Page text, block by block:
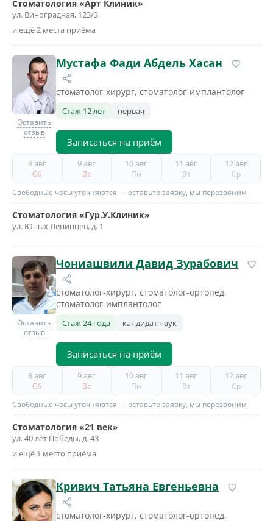
Стоматология «Арт Клиник»
ул. Виноградная, 123/3
и ещё 2 места приёма
Оставить
отзыв
Мустафа Фади Абдель Хасан
стоматолог-хирург, стоматолог-имплантолог
Стаж 12 лет первая
Записаться на приём
8 авг
Сб
9 авг
Вс
10 авг
Пн
11 авг
Вт
12 авг
Ср
Свободные часы уточняются — оставьте заявку, мы перезвоним
Стоматология «Гур.У.Клиник»
ул. Юных Ленинцев, д. 1
Оставить
отзыв
Чониашвили Давид Зурабович
стоматолог-хирург, стоматолог-ортопед,
стоматолог-имплантолог
Стаж 24 года кандидат наук
Записаться на приём
8 авг
Сб
9 авг
Вс
10 авг
Пн
11 авг
Вт
12 авг
Ср
Свободные часы уточняются — оставьте заявку, мы перезвоним
Стоматология «21 век»
ул. 40 лет Победы, д. 43
и ещё 1 место приёма
Кривич Татьяна Евгеньевна
стоматолог-хирург, стоматолог-ортопед,